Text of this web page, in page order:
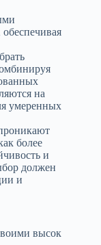
на
умеренных
более
и
должен
и
высок